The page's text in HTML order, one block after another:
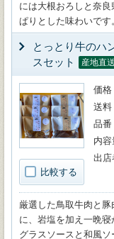
には大根おろしと奈
ぱりとした味わいです
とっとり牛のハ
スセット
産地直送
比較する
価格
送料
品番
内
出店
厳選した鳥取牛肉と
に、岩塩を加え一晩
グラスソースと和風